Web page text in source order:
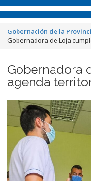
Gobernación de la
Gobernadora de Loja
Gobernadora
agenda